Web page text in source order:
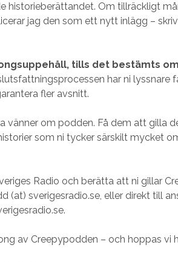
historieberättandet. Om tillräckligt
jag den som ett nytt inlägg –
tills det bestämts
har ni lyssnare
fler avsnitt.
vänner om podden. Få dem att gilla
som ni tycker särskilt mycket
Radio och berätta att ni gillar
(at) sverigesradio.se, eller direkt till
av Creepypodden – och hoppas vi